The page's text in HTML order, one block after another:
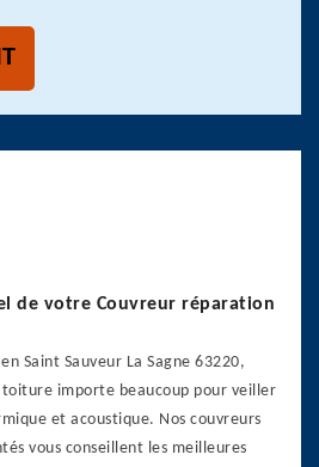
de votre Couvreur réparation
Saint Sauveur La Sagne 63220,
importe beaucoup pour veiller
et acoustique. Nos couvreurs
vous conseillent les meilleures